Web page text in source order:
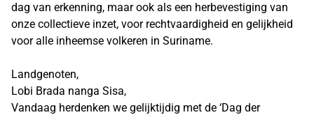
dag van erkenning, maar ook als een herbevestiging van
onze collectieve inzet, voor rechtvaardigheid en gelijkheid
voor alle inheemse volkeren in Suriname.
Landgenoten,
Lobi Brada nanga Sisa,
Vandaag herdenken we gelijktijdig met de ‘Dag der